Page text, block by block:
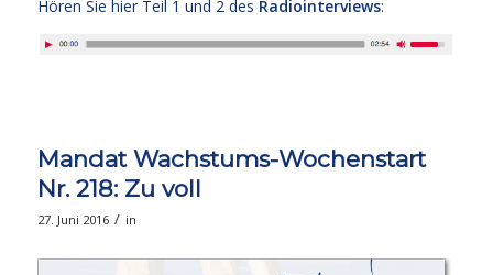
Hören Sie hier Teil 1 und 2 des Radiointerviews:
Mandat Wachstums-Wochenstart
Nr. 218: Zu voll
27. Juni 2016 / in